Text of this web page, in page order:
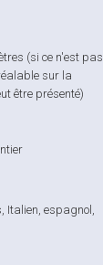
(si ce n'est pas
sur la
être présenté)
Italien, espagnol,